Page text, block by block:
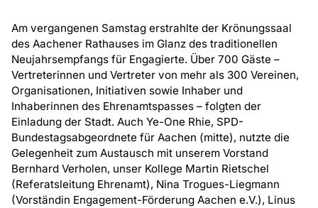
Am vergangenen Samstag erstrahlte der Krönungssaal
des Aachener Rathauses im Glanz des traditionellen
Neujahrsempfangs für Engagierte. Über 700 Gäste –
Vertreterinnen und Vertreter von mehr als 300 Vereinen,
Organisationen, Initiativen sowie Inhaber und
Inhaberinnen des Ehrenamtspasses – folgten der
Einladung der Stadt. Auch Ye-One Rhie, SPD-
Bundestagsabgeordnete für Aachen (mitte), nutzte die
Gelegenheit zum Austausch mit unserem Vorstand
Bernhard Verholen, unser Kollege Martin Rietschel
(Referatsleitung Ehrenamt), Nina Trogues-Liegmann
(Vorständin Engagement-Förderung Aachen e.V.), Linus